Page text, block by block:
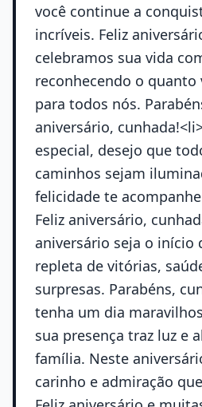
você continue a
incríveis. Feliz
celebramos sua vida
reconhecendo o quanto
para todos nós.
aniversário,
especial, desejo que
caminhos sejam
felicidade te
Feliz aniversário,
aniversário seja o início
repleta de vitórias,
surpresas. Parabéns,
tenha um dia
sua presença traz luz e
família. Neste
carinho e admiração